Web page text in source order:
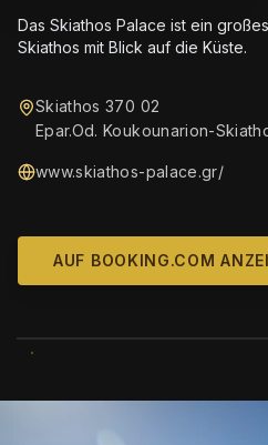
Das Skiathos Palace ist ein
Skiathos mit Blick auf die Küste.
Skiathos 370 02
Epar.Od. Koukounarion-
www.skiathos-palace.gr/
AUF BOOKING.COM